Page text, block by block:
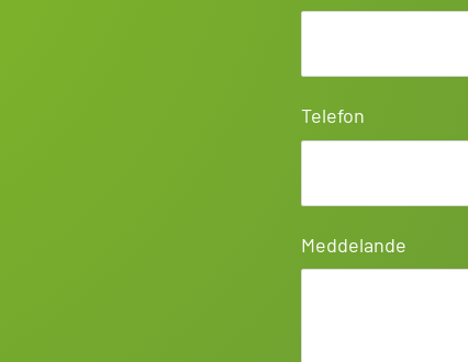
Telefon
Meddelande